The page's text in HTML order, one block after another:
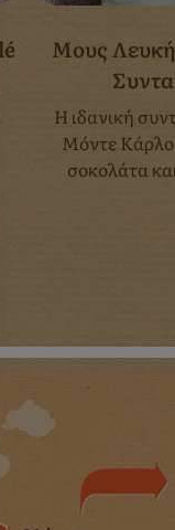
Μους
Η ιδανική
Μόντε
σοκολάτα